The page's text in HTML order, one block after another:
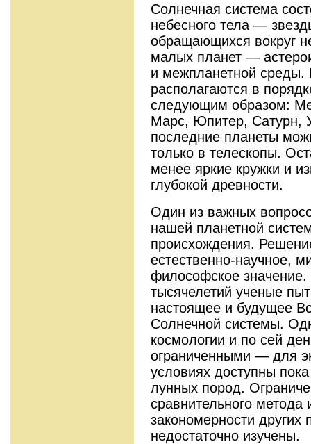
Солнечная система
небесного тела —
обращающихся вокруг
малых планет —
и межпланетной
располагаются в
следующим образом:
Марс, Юпитер, Сатурн,
последние планеты
только в телескопы.
менее яркие кружки и
глубокой древности.
Один из важных
нашей планетной
происхождения.
естественно-научное,
философское
тысячелетий ученые
настоящее и будущее
Солнечной системы.
космологии и по сей
ограниченными — для
условиях доступны
лунных пород.
сравнительного метода
закономерности
недостаточно изучены.